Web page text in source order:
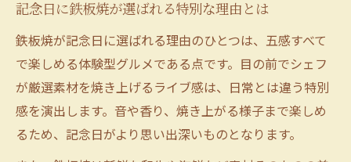
記念日に鉄板焼が選ばれる特別な理由とは
鉄板焼が記念日に選ばれる理由のひとつは、五感すべて
で楽しめる体験型グルメである点です。目の前でシェフ
が厳選素材を焼き上げるライブ感は、日常とは違う特別
感を演出します。音や香り、焼き上がる様子まで楽しめ
るため、記念日がより思い出深いものとなります。